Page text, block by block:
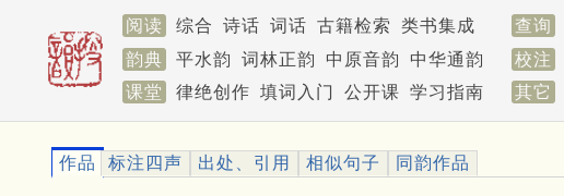
阅读 综合 诗话 词话 古籍检索 类书集成 查询
韵典
平水韵 词林正韵 中原音韵 中华通韵 校注
课堂
律绝创作 填词入门 公开课 学习指南 其它
作品 标注四声 出处、引用 相似句子 同韵作品